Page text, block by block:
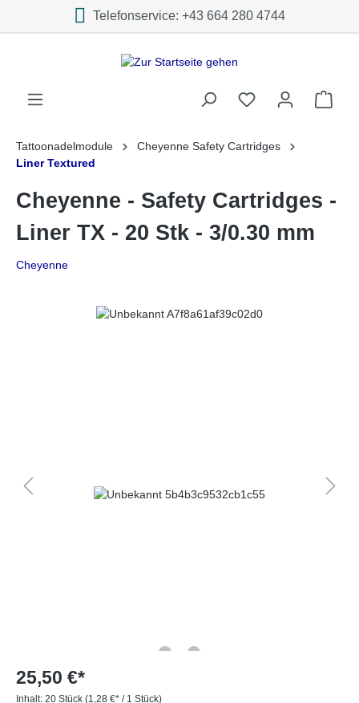
Telefonservice: +43 664 280 4744
Tattoonadelmodule
Cheyenne Safety Cartridges
Liner Textured
Cheyenne - Safety Cartridges -
Liner TX - 20 Stk - 3/0.30 mm
Cheyenne
25,50 €*
Inhalt: 20 Stück (1,28 €* / 1 Stück)